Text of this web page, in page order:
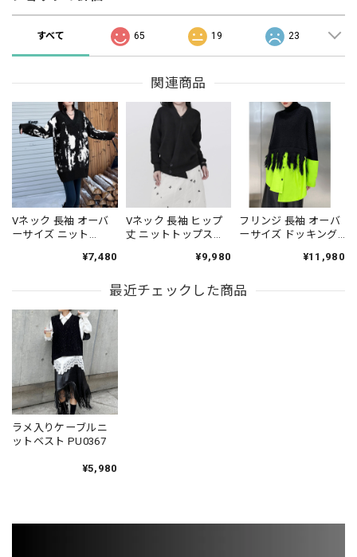
すべて 65 19 23
関連商品
Vネック 長袖 オーバ
ーサイズ ニット
¥7,480
Vネック 長袖 ヒップ
丈 ニットトップス
¥9,980
フリンジ 長袖 オーバ
ーサイズ ドッキング
¥11,980
最近チェックした商品
ラメ入りケーブルニ
ットベスト PU0367
¥5,980